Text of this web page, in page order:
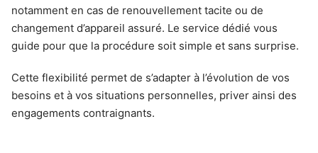
notamment en cas de renouvellement tacite ou de
changement d’appareil assuré. Le service dédié vous
guide pour que la procédure soit simple et sans surprise.
Cette flexibilité permet de s’adapter à l’évolution de vos
besoins et à vos situations personnelles, priver ainsi des
engagements contraignants.